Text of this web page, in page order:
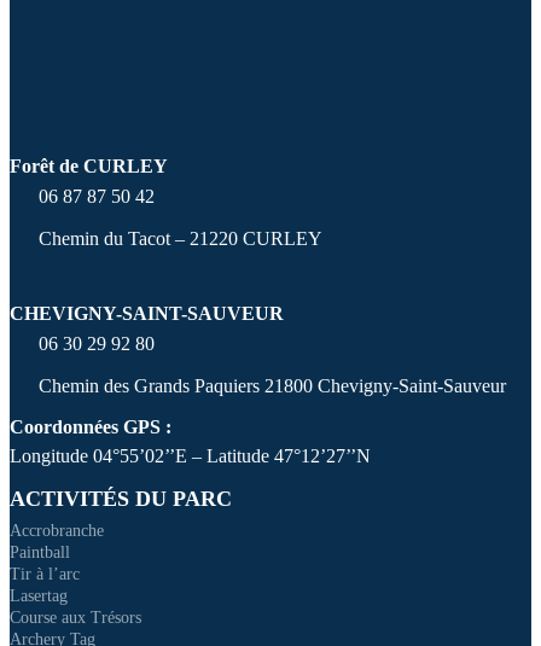
Forêt de CURLEY
06 87 87 50 42
Chemin du Tacot – 21220 CURLEY
CHEVIGNY-SAINT-SAUVEUR
06 30 29 92 80
Chemin des Grands Paquiers 21800 Chevigny-Saint-Sauveur
Coordonnées GPS :
Longitude 04°55’02’’E – Latitude 47°12’27’’N
ACTIVITÉS DU PARC
Accrobranche
Paintball
Tir à l’arc
Lasertag
Course aux Trésors
Archery Tag